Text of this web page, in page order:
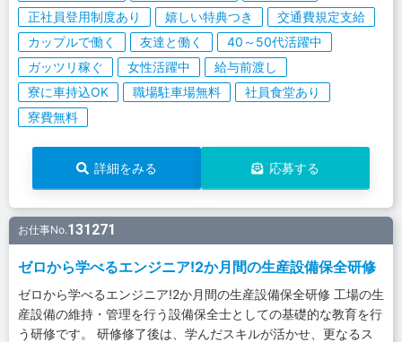
正社員登用制度あり
嬉しい特典つき
交通費規定支給
カップルで働く
友達と働く
40～50代活躍中
ガッツリ稼ぐ
女性活躍中
給与前渡し
寮に車持込OK
職場駐車場無料
社員食堂あり
寮費無料
詳細をみる 応募する
お仕事No.131271
ゼロから学べるエンジニア!2か月間の生産設備保全研修
ゼロから学べるエンジニア!2か月間の生産設備保全研修 工場の生
産設備の維持・管理を行う設備保全士としての基礎的な教育を行
う研修です。 研修修了後は、学んだスキルが活かせ、更なるス